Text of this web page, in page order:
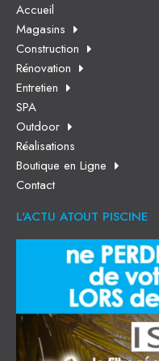
Accueil
Magasins
Construction
Rénovation
Entretien
SPA
Outdoor
Réalisations
Boutique en Ligne
Contact
L'ACTU ATOUT PISCINE